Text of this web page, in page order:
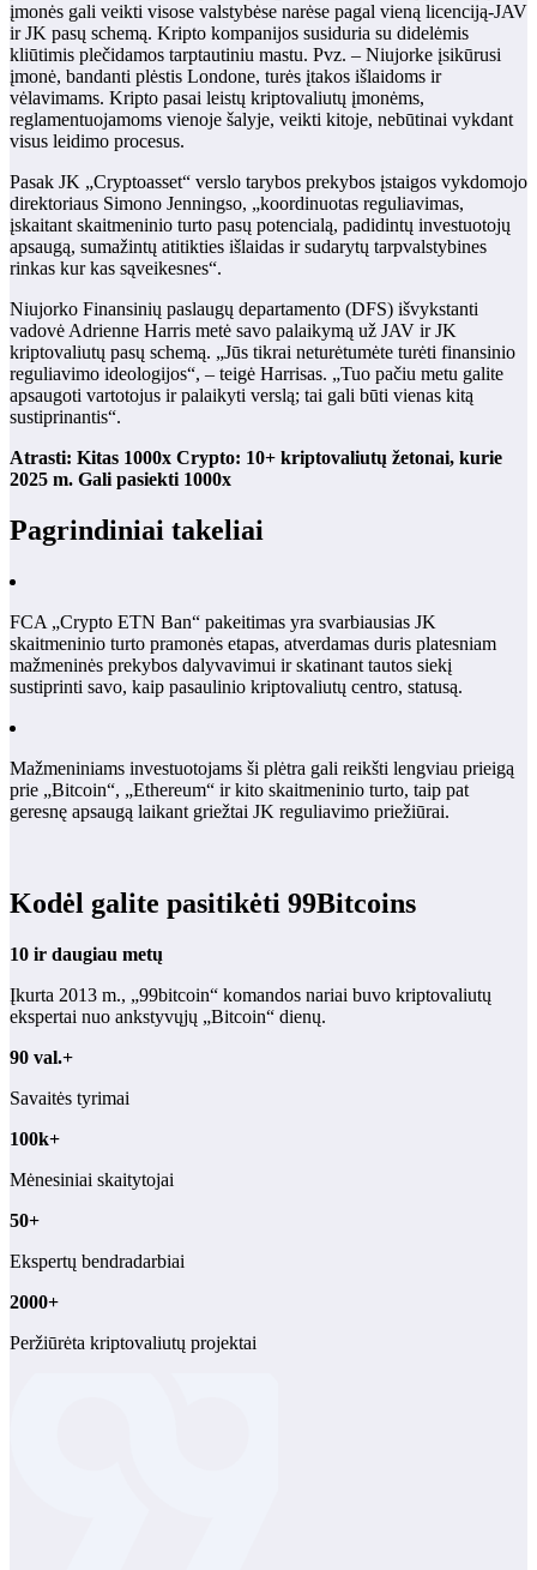
įmonės gali veikti visose valstybėse narėse pagal vieną licenciją-JAV
ir JK pasų schemą. Kripto kompanijos susiduria su didelėmis
kliūtimis plečidamos tarptautiniu mastu. Pvz. – Niujorke įsikūrusi
įmonė, bandanti plėstis Londone, turės įtakos išlaidoms ir
vėlavimams. Kripto pasai leistų kriptovaliutų įmonėms,
reglamentuojamoms vienoje šalyje, veikti kitoje, nebūtinai vykdant
visus leidimo procesus.
Pasak JK „Cryptoasset“ verslo tarybos prekybos įstaigos vykdomojo
direktoriaus Simono Jenningso, „koordinuotas reguliavimas,
įskaitant skaitmeninio turto pasų potencialą, padidintų investuotojų
apsaugą, sumažintų atitikties išlaidas ir sudarytų tarpvalstybines
rinkas kur kas sąveikesnes“.
Niujorko Finansinių paslaugų departamento (DFS) išvykstanti
vadovė Adrienne Harris metė savo palaikymą už JAV ir JK
kriptovaliutų pasų schemą. „Jūs tikrai neturėtumėte turėti finansinio
reguliavimo ideologijos“, – teigė Harrisas. „Tuo pačiu metu galite
apsaugoti vartotojus ir palaikyti verslą; tai gali būti vienas kitą
sustiprinantis“.
Atrasti: Kitas 1000x Crypto: 10+ kriptovaliutų žetonai, kurie
2025 m. Gali pasiekti 1000x
Pagrindiniai takeliai
FCA „Crypto ETN Ban“ pakeitimas yra svarbiausias JK
skaitmeninio turto pramonės etapas, atverdamas duris platesniam
mažmeninės prekybos dalyvavimui ir skatinant tautos siekį
sustiprinti savo, kaip pasaulinio kriptovaliutų centro, statusą.
Mažmeniniams investuotojams ši plėtra gali reikšti lengviau prieigą
prie „Bitcoin“, „Ethereum“ ir kito skaitmeninio turto, taip pat
geresnę apsaugą laikant griežtai JK reguliavimo priežiūrai.
Kodėl galite pasitikėti 99Bitcoins
10 ir daugiau metų
Įkurta 2013 m., „99bitcoin“ komandos nariai buvo kriptovaliutų
ekspertai nuo ankstyvųjų „Bitcoin“ dienų.
90 val.+
Savaitės tyrimai
100k+
Mėnesiniai skaitytojai
50+
Ekspertų bendradarbiai
2000+
Peržiūrėta kriptovaliutų projektai